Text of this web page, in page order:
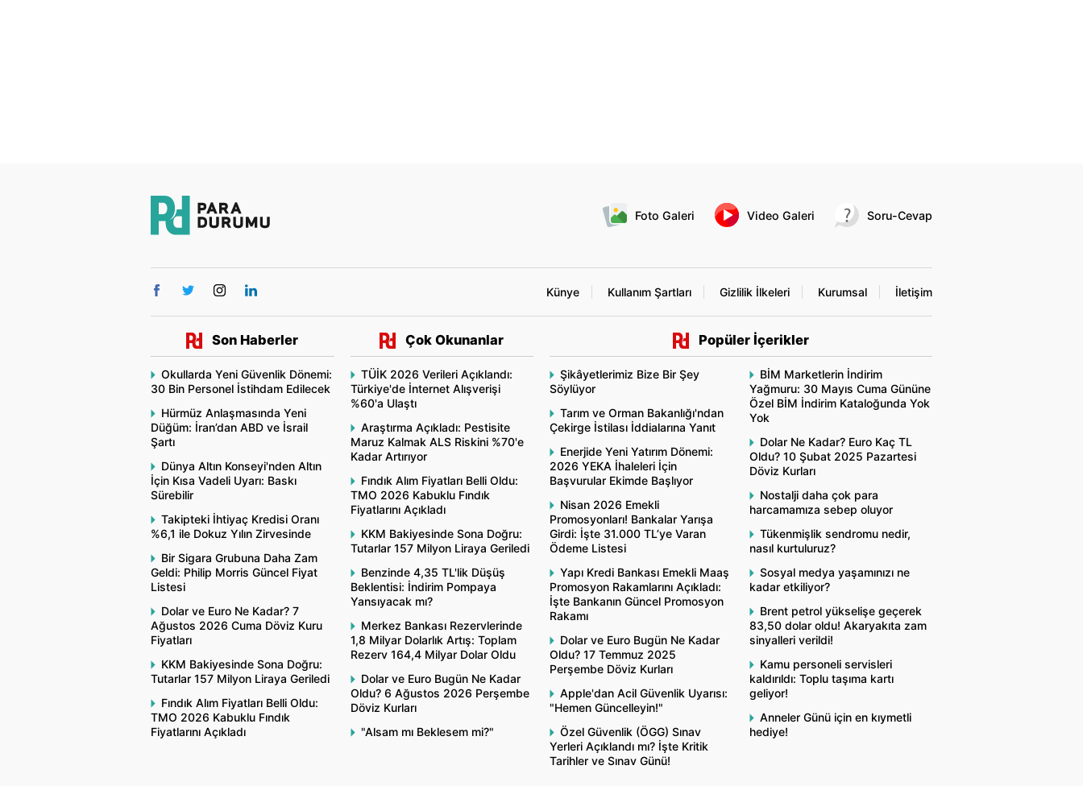
Foto Galeri Video Galeri Soru-Cevap
Künye Kullanım Şartları Gizlilik İlkeleri Kurumsal İletişim
Son Haberler
Okullarda Yeni Güvenlik Dönemi:
30 Bin Personel İstihdam Edilecek
Hürmüz Anlaşmasında Yeni
Düğüm: İran’dan ABD ve İsrail
Şartı
Dünya Altın Konseyi'nden Altın
İçin Kısa Vadeli Uyarı: Baskı
Sürebilir
Takipteki İhtiyaç Kredisi Oranı
%6,1 ile Dokuz Yılın Zirvesinde
Bir Sigara Grubuna Daha Zam
Geldi: Philip Morris Güncel Fiyat
Listesi
Dolar ve Euro Ne Kadar? 7
Ağustos 2026 Cuma Döviz Kuru
Fiyatları
KKM Bakiyesinde Sona Doğru:
Tutarlar 157 Milyon Liraya Geriledi
Fındık Alım Fiyatları Belli Oldu:
TMO 2026 Kabuklu Fındık
Fiyatlarını Açıkladı
Çok Okunanlar
TÜİK 2026 Verileri Açıklandı:
Türkiye'de İnternet Alışverişi
%60'a Ulaştı
Araştırma Açıkladı: Pestisite
Maruz Kalmak ALS Riskini %70'e
Kadar Artırıyor
Fındık Alım Fiyatları Belli Oldu:
TMO 2026 Kabuklu Fındık
Fiyatlarını Açıkladı
KKM Bakiyesinde Sona Doğru:
Tutarlar 157 Milyon Liraya Geriledi
Benzinde 4,35 TL'lik Düşüş
Beklentisi: İndirim Pompaya
Yansıyacak mı?
Merkez Bankası Rezervlerinde
1,8 Milyar Dolarlık Artış: Toplam
Rezerv 164,4 Milyar Dolar Oldu
Dolar ve Euro Bugün Ne Kadar
Oldu? 6 Ağustos 2026 Perşembe
Döviz Kurları
"Alsam mı Beklesem mi?"
Popüler İçerikler
Şikâyetlerimiz Bize Bir Şey
Söylüyor
Tarım ve Orman Bakanlığı'ndan
Çekirge İstilası İddialarına Yanıt
Enerjide Yeni Yatırım Dönemi:
2026 YEKA İhaleleri İçin
Başvurular Ekimde Başlıyor
Nisan 2026 Emekli
Promosyonları! Bankalar Yarışa
Girdi: İşte 31.000 TL’ye Varan
Ödeme Listesi
Yapı Kredi Bankası Emekli Maaş
Promosyon Rakamlarını Açıkladı:
İşte Bankanın Güncel Promosyon
Rakamı
Dolar ve Euro Bugün Ne Kadar
Oldu? 17 Temmuz 2025
Perşembe Döviz Kurları
Apple'dan Acil Güvenlik Uyarısı:
"Hemen Güncelleyin!"
Özel Güvenlik (ÖGG) Sınav
Yerleri Açıklandı mı? İşte Kritik
Tarihler ve Sınav Günü!
BİM Marketlerin İndirim
Yağmuru: 30 Mayıs Cuma Gününe
Özel BİM İndirim Kataloğunda Yok
Yok
Dolar Ne Kadar? Euro Kaç TL
Oldu? 10 Şubat 2025 Pazartesi
Döviz Kurları
Nostalji daha çok para
harcamamıza sebep oluyor
Tükenmişlik sendromu nedir,
nasıl kurtuluruz?
Sosyal medya yaşamınızı ne
kadar etkiliyor?
Brent petrol yükselişe geçerek
83,50 dolar oldu! Akaryakıta zam
sinyalleri verildi!
Kamu personeli servisleri
kaldırıldı: Toplu taşıma kartı
geliyor!
Anneler Günü için en kıymetli
hediye!